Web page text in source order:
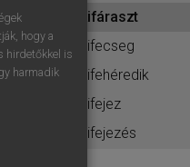
kifáraszt
kifecseg
kifehéredik
kifejez
kifejezés
hogy a
hirdetőkkel is
harmadik